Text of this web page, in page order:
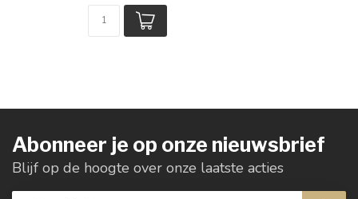
Abonneer je op onze nieuwsbrief
Blijf op de hoogte over onze laatste acties